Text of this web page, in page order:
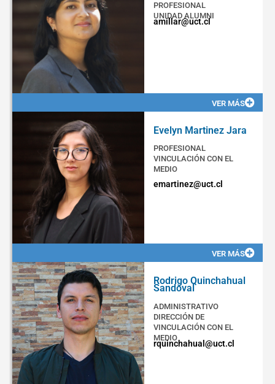
PROFESIONAL
UNIDAD ALUMNI
amillar@uct.cl
VER MÁS
Evelyn Martinez Jara
PROFESIONAL
VINCULACIÓN CON EL
MEDIO
emartinez@uct.cl
VER MÁS
Rodrigo Quinchahual
Sandoval
ADMINISTRATIVO
DIRECCIÓN DE
VINCULACIÓN CON EL
MEDIO
rquinchahual@uct.cl